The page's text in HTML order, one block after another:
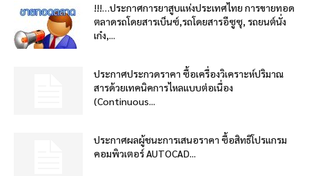
!!!…ประกาศการยาสูบแห่งประเทศไทย การขายทอด
ตลาดรถโดยสารเบ็นซ์,รถโดยสารอีซูซุ, รถยนต์นั่ง
เก๋ง,...
ประกาศประกวดราคา ซื้อเครื่องวิเคราะห์ปริมาณ
สารด้วยเทคนิคการไหลแบบต่อเนื่อง
(Continuous...
ประกาศผลผู้ชนะการเสนอราคา ซื้อสิทธิโปรแกรม
คอมพิวเตอร์ AUTOCAD...